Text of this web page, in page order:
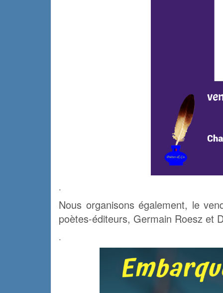
.
Nous organisons également, le
poètes-éditeurs, Germain Roesz et
.